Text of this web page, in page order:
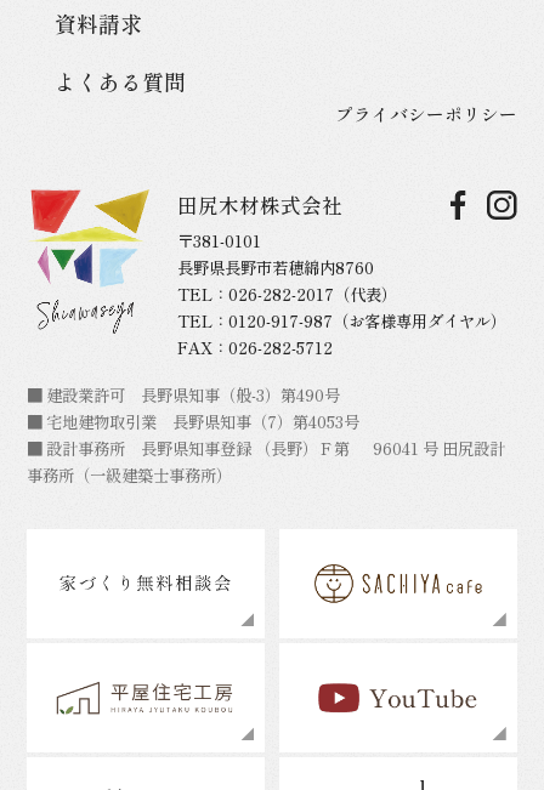
田尻木材株式会社
〒381-0101
長野県長野市若穂綿内8760
TEL： 026-282-2017 （代表）
TEL： 0120-917-987 （お客様専用ダイヤル）
FAX：026-282-5712
■ 建設業許可 長野県知事（般-3）第490号
■ 宅地建物取引業 長野県知事（7）第4053号
■ 設計事務所 長野県知事登録 （長野）Ｆ第 96041 号 田尻設計
事務所（一級建築士事務所）
資料請求
よくある質問
プライバシーポリシー